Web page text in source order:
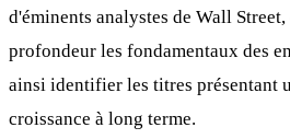
d'éminents analystes de Wall
profondeur les fondamentaux des
ainsi identifier les titres présentant
croissance à long terme.